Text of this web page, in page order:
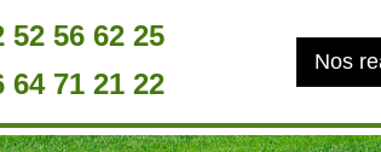
52 56 62 25
64 71 21 22
Nos